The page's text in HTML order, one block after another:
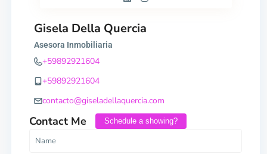
Gisela Della Quercia
Asesora Inmobiliaria
+59892921604
+59892921604
contacto@giseladellaquercia.com
Contact Me Schedule a showing?